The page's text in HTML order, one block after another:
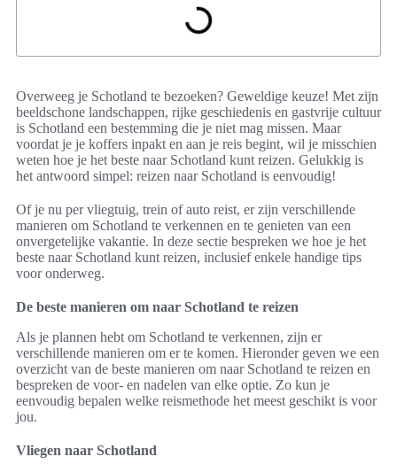
Overweeg je Schotland te bezoeken? Geweldige keuze! Met zijn
beeldschone landschappen, rijke geschiedenis en gastvrije cultuur
is Schotland een bestemming die je niet mag missen. Maar
voordat je je koffers inpakt en aan je reis begint, wil je misschien
weten hoe je het beste naar Schotland kunt reizen. Gelukkig is
het antwoord simpel: reizen naar Schotland is eenvoudig!
Of je nu per vliegtuig, trein of auto reist, er zijn verschillende
manieren om Schotland te verkennen en te genieten van een
onvergetelijke vakantie. In deze sectie bespreken we hoe je het
beste naar Schotland kunt reizen, inclusief enkele handige tips
voor onderweg.
De beste manieren om naar Schotland te reizen
Als je plannen hebt om Schotland te verkennen, zijn er
verschillende manieren om er te komen. Hieronder geven we een
overzicht van de beste manieren om naar Schotland te reizen en
bespreken de voor- en nadelen van elke optie. Zo kun je
eenvoudig bepalen welke reismethode het meest geschikt is voor
jou.
Vliegen naar Schotland